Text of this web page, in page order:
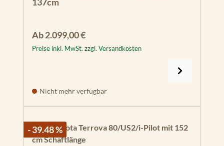
Regulärer Preis:
Ab2.099,00 €
Preise inkl. MwSt. zzgl. Versandkosten
Nicht mehr verfügbar
- 39.48 %